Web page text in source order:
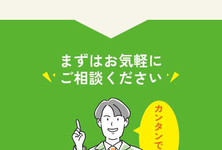
まずはお気軽に
ご相談ください